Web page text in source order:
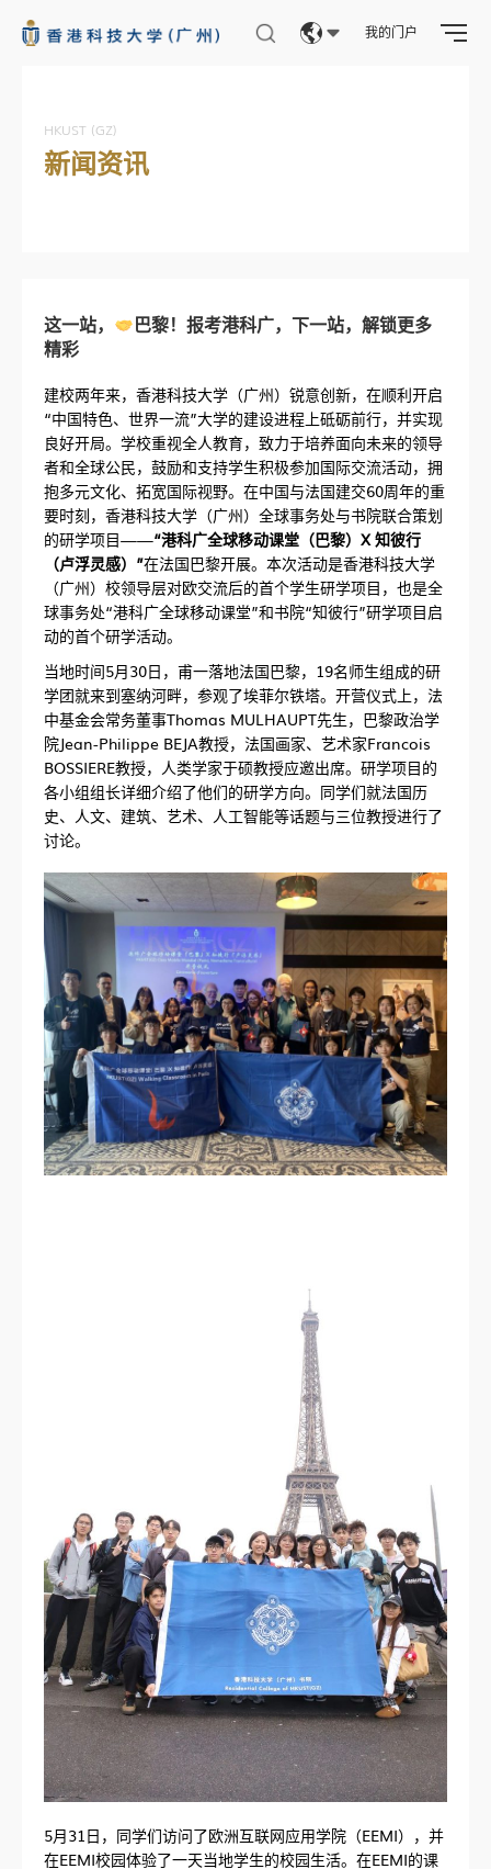
我的门户
HKUST (GZ)
新闻资讯
这一站，
巴黎！报考港科广，下一站，解锁更多
精彩
建校两年来，香港科技大学（广州）锐意创新，在顺利开启
“中国特色、世界一流”大学的建设进程上砥砺前行，并实现
良好开局。学校重视全人教育，致力于培养面向未来的领导
者和全球公民，鼓励和支持学生积极参加国际交流活动，拥
抱多元文化、拓宽国际视野。在中国与法国建交60周年的重
要时刻，香港科技大学（广州）全球事务处与书院联合策划
的研学项目——“港科广全球移动课堂（巴黎）X 知彼行
（卢浮灵感）”在法国巴黎开展。本次活动是香港科技大学
（广州）校领导层对欧交流后的首个学生研学项目，也是全
球事务处“港科广全球移动课堂”和书院“知彼行”研学项目启
动的首个研学活动。
当地时间5月30日，甫一落地法国巴黎，19名师生组成的研
学团就来到塞纳河畔，参观了埃菲尔铁塔。开营仪式上，法
中基金会常务董事Thomas MULHAUPT先生，巴黎政治学
院Jean-Philippe BEJA教授，法国画家、艺术家Francois
BOSSIERE教授，人类学家于硕教授应邀出席。研学项目的
各小组组长详细介绍了他们的研学方向。同学们就法国历
史、人文、建筑、艺术、人工智能等话题与三位教授进行了
讨论。
5月31日，同学们访问了欧洲互联网应用学院（EEMI），并
在EEMI校园体验了一天当地学生的校园生活。在EEMI的课